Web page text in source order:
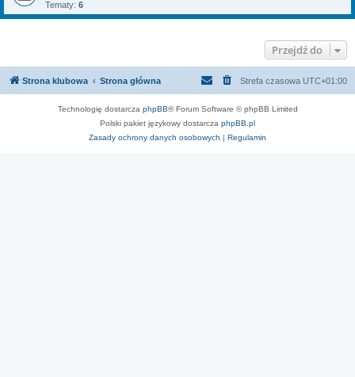
Tematy: 6
Przejdź do
Strona klubowa Strona główna Strefa czasowa UTC+01:00
Technologię dostarcza phpBB® Forum Software © phpBB Limited
Polski pakiet językowy dostarcza phpBB.pl
Zasady ochrony danych osobowych | Regulamin